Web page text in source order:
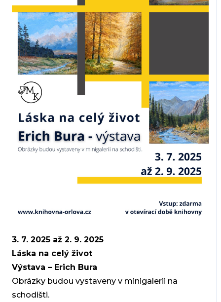
3. 7. 2025 až 2. 9. 2025
Láska na celý život
Výstava – Erich Bura
Obrázky budou vystaveny v minigalerii na
schodišti.